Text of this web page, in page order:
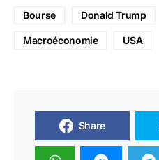
Bourse Donald Trump
Macroéconomie USA
Share